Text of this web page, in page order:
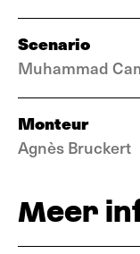
Scenario
Muhammad
Monteur
Agnès Bruckert
Meer